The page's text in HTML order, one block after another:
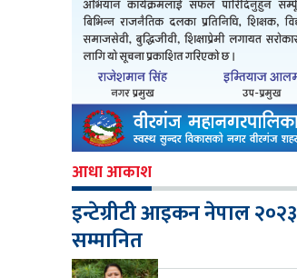
आधा आकाश
इन्टेग्रीटी आइकन नेपाल
सम्मानित